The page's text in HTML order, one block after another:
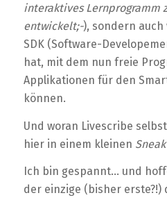
interaktives Lernprogramm
entwickelt;-), sondern auch
SDK (Software-
hat, mit dem nun freie
Applikationen für den
können.
Und woran Livescribe
hier in einem kleinen
Ich bin gespannt… und
der einzige (bisher erste?!)